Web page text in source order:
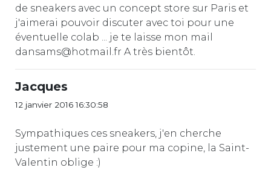
de sneakers avec un concept store sur Paris et
j'aimerai pouvoir discuter avec toi pour une
éventuelle colab ... je te laisse mon mail
dansams@hotmail.fr A très bientôt.
Jacques
12 janvier 2016 16:30:58
Sympathiques ces sneakers, j'en cherche
justement une paire pour ma copine, la Saint-
Valentin oblige :)